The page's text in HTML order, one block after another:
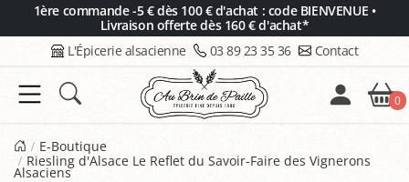
1ère commande -5 € dès 100 € d'achat : code BIENVENUE •
Livraison offerte dès 160 € d'achat*
L'Épicerie alsacienne 03 89 23 35 36 Contact
0
E-Boutique
Riesling d'Alsace Le Reflet du Savoir-Faire des Vignerons
Alsaciens
Panneau de gestion des cookies